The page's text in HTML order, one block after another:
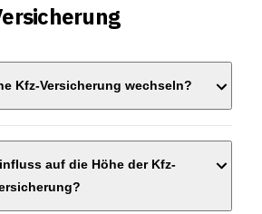
Kfz-Versicherung wechseln?
auf die Höhe der Kfz-